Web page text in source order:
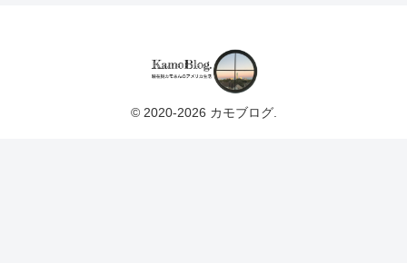
© 2020-2026 カモブログ.